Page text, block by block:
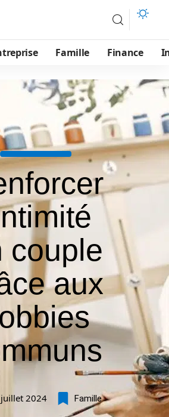
Famille Finance
couple
aux
2024 Famille